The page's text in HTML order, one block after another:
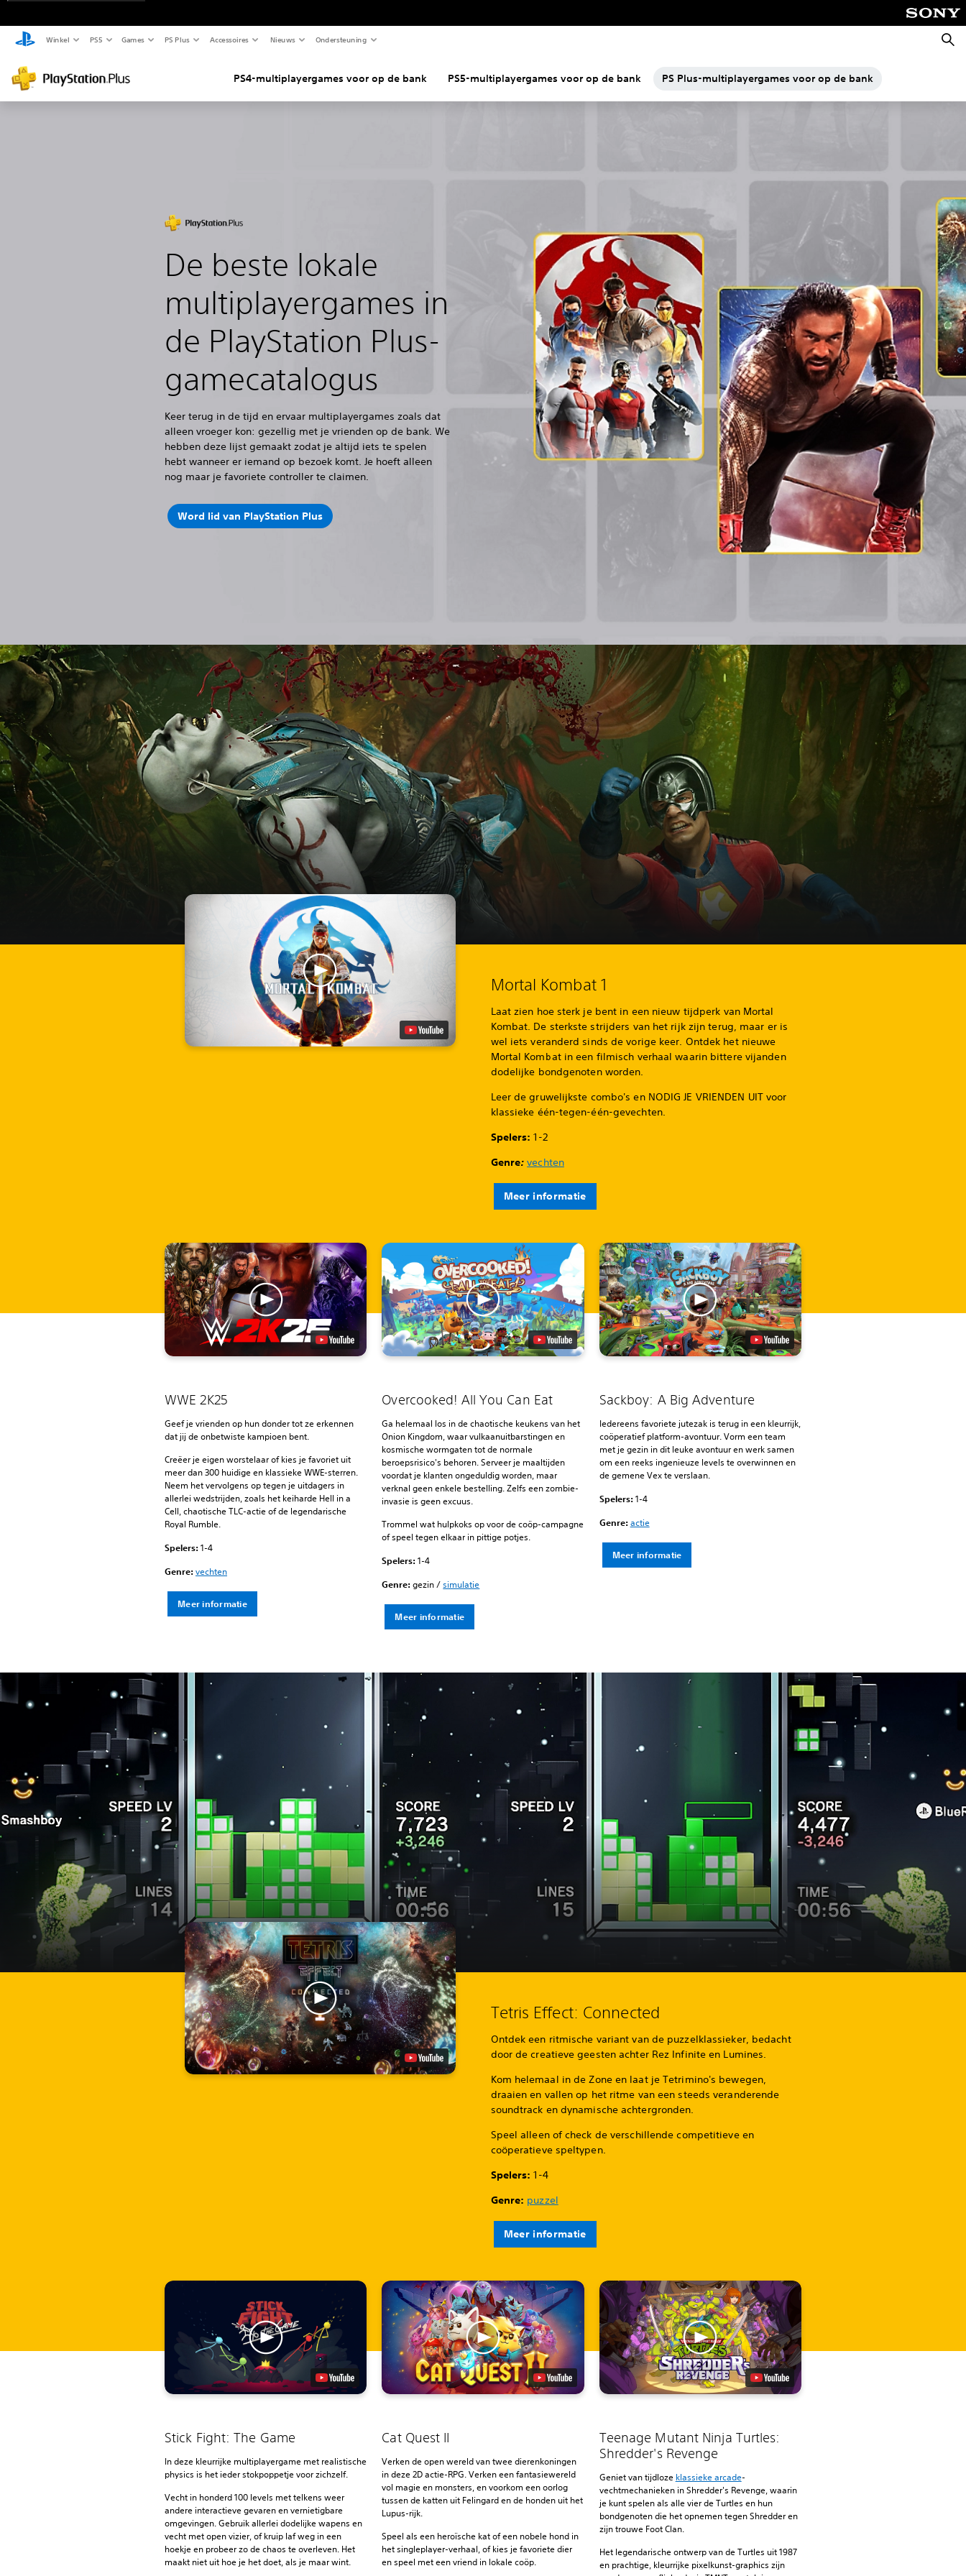
Winkel PS5 Games PS Plus Accessoires Nieuws Ondersteuning
PS4-multiplayergames voor op de bank PS5-multiplayergames voor op de bank PS Plus-multiplayergames voor op de bank
De beste lokale
multiplayergames in
de PlayStation Plus-
gamecatalogus
Keer terug in de tijd en ervaar multiplayergames zoals dat
alleen vroeger kon: gezellig met je vrienden op de bank. We
hebben deze lijst gemaakt zodat je altijd iets te spelen
hebt wanneer er iemand op bezoek komt. Je hoeft alleen
nog maar je favoriete controller te claimen.
Word lid van PlayStation Plus
Mortal Kombat 1
Laat zien hoe sterk je bent in een nieuw tijdperk van Mortal
Kombat. De sterkste strijders van het rijk zijn terug, maar er is
wel iets veranderd sinds de vorige keer. Ontdek het nieuwe
Mortal Kombat in een filmisch verhaal waarin bittere vijanden
dodelijke bondgenoten worden.
Leer de gruwelijkste combo's en NODIG JE VRIENDEN UIT voor
klassieke één-tegen-één-gevechten.
Spelers:1-2
Genre: vechten
Meer informatie
WWE 2K25
Geef je vrienden op hun donder tot ze erkennen
dat jij de onbetwiste kampioen bent.
Creëer je eigen worstelaar of kies je favoriet uit
meer dan 300 huidige en klassieke WWE-sterren.
Neem het vervolgens op tegen je uitdagers in
allerlei wedstrijden, zoals het keiharde Hell in a
Cell, chaotische TLC-actie of de legendarische
Royal Rumble.
Spelers:1-4
Genre:vechten
Meer informatie
Overcooked! All You Can Eat
Ga helemaal los in de chaotische keukens van het
Onion Kingdom, waar vulkaanuitbarstingen en
kosmische wormgaten tot de normale
beroepsrisico's behoren. Serveer je maaltijden
voordat je klanten ongeduldig worden, maar
verknal geen enkele bestelling. Zelfs een zombie-
invasie is geen excuus.
Trommel wat hulpkoks op voor de coöp-campagne
of speel tegen elkaar in pittige potjes.
Spelers:1-4
Genre:gezin /simulatie
Meer informatie
Sackboy: A Big Adventure
Iedereens favoriete jutezak is terug in een kleurrijk,
coöperatief platform-avontuur. Vorm een team
met je gezin in dit leuke avontuur en werk samen
om een reeks ingenieuze levels te overwinnen en
de gemene Vex te verslaan.
Spelers:1-4
Genre: actie
Meer informatie
Tetris Effect: Connected
Ontdek een ritmische variant van de puzzelklassieker, bedacht
door de creatieve geesten achter Rez Infinite en Lumines.
Kom helemaal in de Zone en laat je Tetrimino's bewegen,
draaien en vallen op het ritme van een steeds veranderende
soundtrack en dynamische achtergronden.
Speel alleen of check de verschillende competitieve en
coöperatieve speltypen.
Spelers:1-4
Genre: puzzel
Meer informatie
Stick Fight: The Game
In deze kleurrijke multiplayergame met realistische
physics is het ieder stokpoppetje voor zichzelf.
Vecht in honderd 100 levels met telkens weer
andere interactieve gevaren en vernietigbare
omgevingen. Gebruik allerlei dodelijke wapens en
vecht met open vizier, of kruip laf weg in een
hoekje en probeer zo de chaos te overleven. Het
maakt niet uit hoe je het doet, als je maar wint.
Cat Quest II
Verken de open wereld van twee dierenkoningen
in deze 2D actie-RPG. Verken een fantasiewereld
vol magie en monsters, en voorkom een oorlog
tussen de katten uit Felingard en de honden uit het
Lupus-rijk.
Speel als een heroïsche kat of een nobele hond in
het singleplayer-verhaal, of kies je favoriete dier
en speel met een vriend in lokale coöp.
Teenage Mutant Ninja Turtles:
Shredder's Revenge
Geniet van tijdloze klassieke arcade-
vechtmechanieken in Shredder's Revenge, waarin
je kunt spelen als alle vier de Turtles en hun
bondgenoten die het opnemen tegen Shredder en
zijn trouwe Foot Clan.
Het legendarische ontwerp van de Turtles uit 1987
en prachtige, kleurrijke pixelkunst-graphics zijn